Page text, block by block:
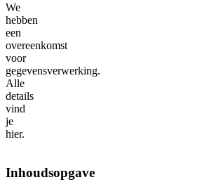
We
hebben
een
overeenkomst
voor
gegevensverwerking.
Alle
details
vind
je
hier.
Inhoudsopgave